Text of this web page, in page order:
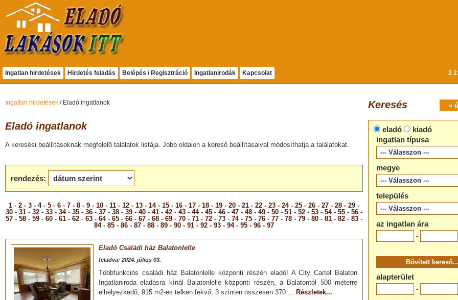
2
Ingatlan hirdetések Hirdetés feladás Belépés / Regisztráció Ingatlanirodák Kapcsolat
«
Keresés
eladó
kiadó
ingatlan típusa
megye
település
az ingatlan ára
-
alapterület
-
Ingatlan hirdetések / Eladó ingatlanok
Eladó ingatlanok
A keresési beállításoknak megfelelő találatok listája. Jobb oldalon a kereső beállításaival módosíthatja a találatokat.
rendezés:
1 - 2 - 3 - 4- 5 - 6 - 7 - 8 - 9 - 10 - 11 - 12 - 13 - 14- 15 - 16 - 17 - 18 - 19 - 20 - 21 - 22 - 23 - 24- 25 - 26 - 27 - 28 - 29 -
30 - 31 - 32 - 33 - 34- 35 - 36 - 37 - 38 - 39 - 40 - 41 - 42 - 43 - 44- 45 - 46 - 47 - 48 - 49 - 50 - 51 - 52 - 53 - 54- 55 - 56 -
57 - 58 - 59 - 60 - 61 - 62 - 63 - 64- 65 - 66 - 67 - 68 - 69 - 70 - 71 - 72 - 73 - 74- 75 - 76 - 77 - 78 - 79 - 80 - 81 - 82 - 83 -
84- 85 - 86 - 87 - 88 - 89 - 90 - 91 - 92 - 93 - 94- 95 - 96 - 97
Eladó Családi ház Balatonlelle
feladva: 2024. július 03.
Többfunkciós családi ház Balatonlelle központi részén eladó! A City Cartel Balaton
Ingatlaniroda eladásra kínál Balatonlelle központi részén, a Balatontól 500 méterre
elhelyezkedő, 915 m2-es telken fekvő, 3 szinten összesen 370 ... Részletek...